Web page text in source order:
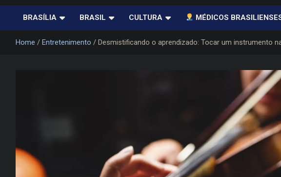
BRASÍLIA BRASIL CULTURA MÉDICOS
Home Entretenimento Desmistificando o aprendizado: Tocar um instrumento